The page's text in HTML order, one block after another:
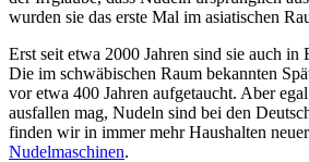
wurden sie das erste Mal im asiatischen
Erst seit etwa 2000 Jahren sind sie auch in
Die im schwäbischen Raum bekannten
vor etwa 400 Jahren aufgetaucht. Aber
ausfallen mag, Nudeln sind bei den
finden wir in immer mehr Haushalten
Nudelmaschinen.